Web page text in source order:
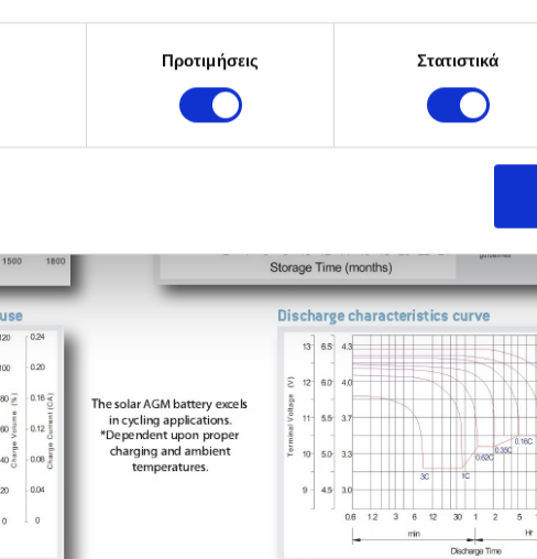
Προτιμήσεις Στατιστικά